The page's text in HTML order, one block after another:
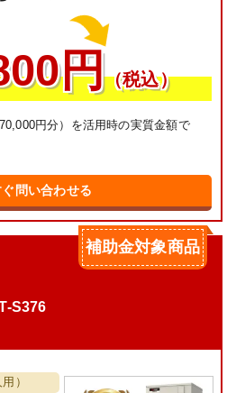
円（税込）
円分）を活用時の実質金額で
問い合わせる
補助金対象商品
S376
）